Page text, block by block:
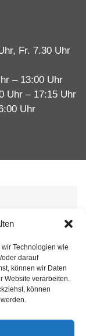
Technologien wie
darauf
können wir Daten
Website verarbeiten.
können
Fr. 7.30 Uhr
– 13:00 Uhr
Uhr – 17:15 Uhr
Uhr
externe
stimmen Sie